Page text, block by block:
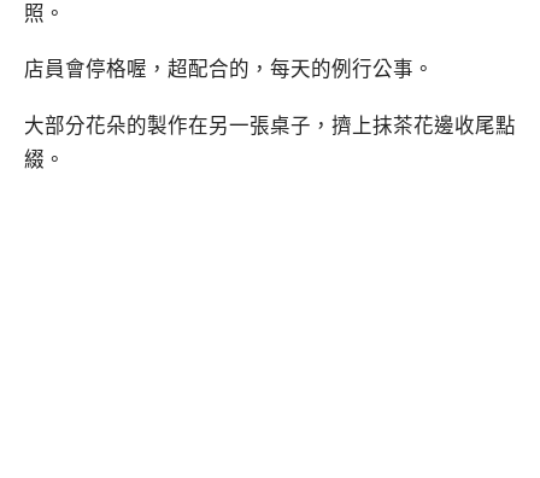
照。
店員會停格喔，超配合的，每天的例行公事。
大部分花朵的製作在另一張桌子，擠上抹茶花邊收尾點
綴。